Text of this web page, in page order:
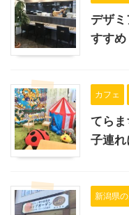
デザ
すすめ
カフェ
てら
子連
新潟県